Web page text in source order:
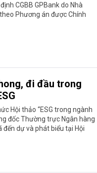
CGBB GPBank do Nhà
Phương án được Chính
đi đầu trong
Hội thảo “ESG trong ngành
đốc Thường trực Ngân hàng
đến dự và phát biểu tại Hội